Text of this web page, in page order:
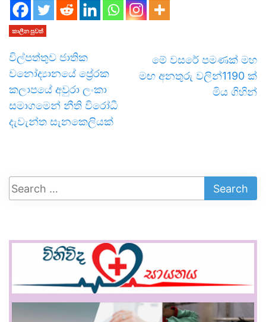
කාලීන පුවත්
විල්පත්තුව ජාතික
වනෝද්‍යානයේ ප්‍රේරක
කලාපයේ අවුරා ලංකා
සමාගමෙන් නීති විරෝධී
දැවැන්ත සැනකෙලියක්
මේ වසරේ පමණක් මහ
මඟ අනතුරු වලින්1190 ක්
මිය ගිහින්